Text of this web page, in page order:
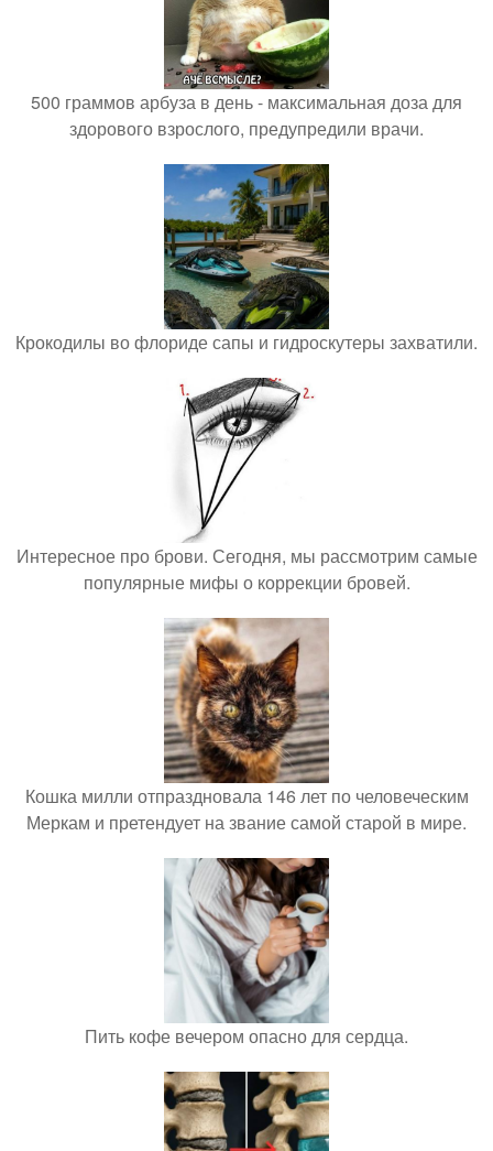
500 граммов арбуза в день - максимальная доза для
здорового взрослого, предупредили врачи.
Крокодилы во флориде сапы и гидроскутеры захватили.
Интересное про брови. Сегодня, мы рассмотрим самые
популярные мифы о коррекции бровей.
Кошка милли отпраздновала 146 лет по человеческим
Меркам и претендует на звание самой старой в мире.
Пить кофе вечером опасно для сердца.